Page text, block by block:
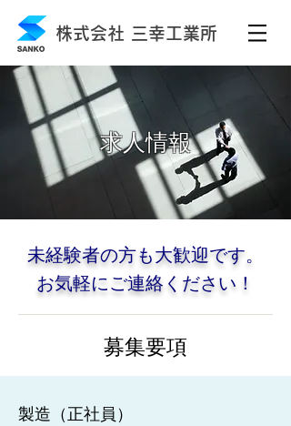
株式会社 三幸工業所
求人情報
未経験者の方も大歓迎です。
お気軽にご連絡ください！
募集要項
製造（正社員）